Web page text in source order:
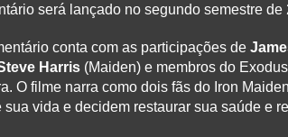
será lançado no segundo semestre de
conta com as participações de
Harris(Maiden) e membros do
O filme narra como dois fãs do Iron
sua vida e decidem restaurar sua saúde e